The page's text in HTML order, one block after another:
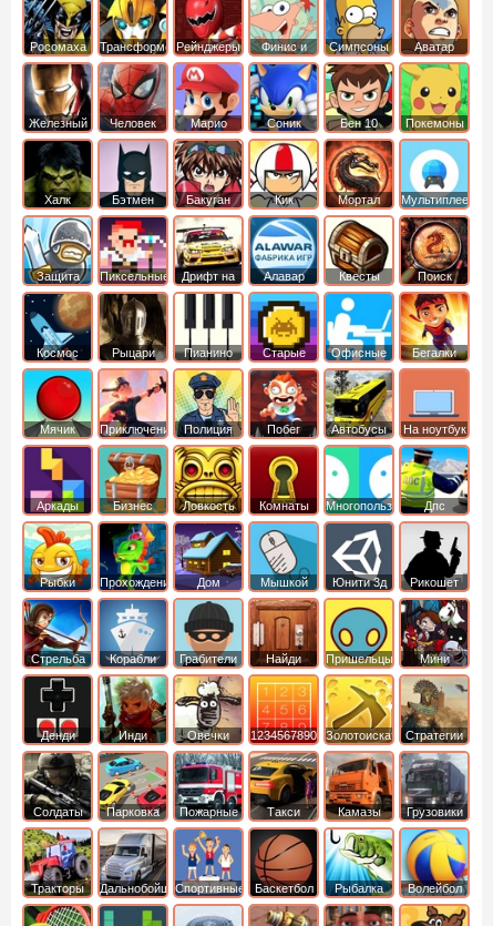
Росомаха ТрансформерыРейнджеры
Самураи
Финис и
Ферб
Симпсоны
Аватар
легенда об
Аанге
Железный
человек
Человек
Паук
Марио Соник Бен 10 Покемоны
Халк Бэтмен Бакуган
Кик
Бутовский
Мортал
комбат
Мультиплеер
Защита
королевства
Пиксельные
Дрифт на
машинах
Алавар Квесты
Поиск
предметов
Космос Рыцари Пианино Старые Офисные Бегалки
Мячик Приключения Полиция Побег Автобусы На ноутбук
Аркады
Бизнес
симуляторы
Ловкость Комнаты Многопользовательские
Дпс
Рыбки Прохождение Дом Мышкой Юнити 3д Рикошет
Cтрельба
из лука
Корабли Грабители
Найди
выход
Пришельцы Мини
Денди Инди
Овечки
идут домой
1234567890 ЗолотоискательСтратегии
Солдаты
Парковка
машин
Пожарные
машины
Такси Камазы Грузовики
Тракторы ДальнобойщикиСпортивные Баскетбол Рыбалка Волейбол